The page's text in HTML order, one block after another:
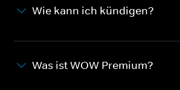
Wie kann ich kündigen?
Was ist WOW Premium?